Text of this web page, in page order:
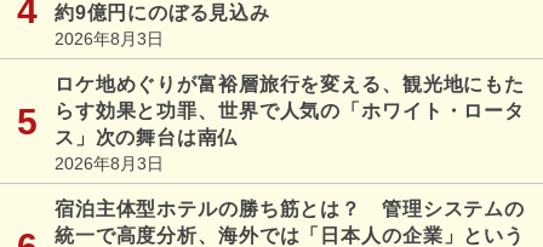
約9億円にのぼる見込み
2026年8月3日
ロケ地めぐりが富裕層旅行を変える、観光地にもた
らす効果と功罪、世界で人気の「ホワイト・ロータ
ス」次の舞台は南仏
2026年8月3日
宿泊主体型ホテルの勝ち筋とは？ 管理システムの
統一で高度分析、海外では「日本人の企業」という